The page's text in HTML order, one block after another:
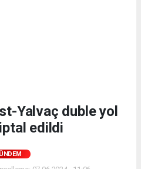
Yalvaç duble yol
edildi